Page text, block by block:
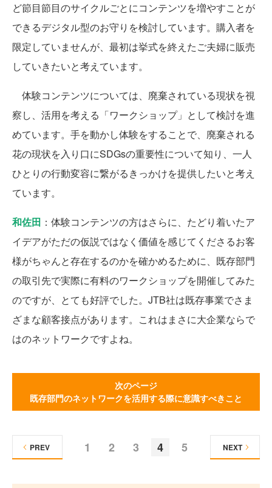
ど節目節目のサイクルごとにコンテンツを増やすことが
できるデジタル型のお守りを検討しています。購入者を
限定していませんが、最初は挙式を終えたご夫婦に販売
していきたいと考えています。
体験コンテンツについては、廃棄されている現状を視
察し、活用を考える「ワークショップ」として検討を進
めています。手を動かし体験をすることで、廃棄される
花の現状を入り口にSDGsの重要性について知り、一人
ひとりの行動変容に繋がるきっかけを提供したいと考え
ています。
和佐田 ：体験コンテンツの方はさらに、たどり着いたア
イデアがただの仮説ではなく価値を感じてくださるお客
様がちゃんと存在するのかを確かめるために、既存部門
の取引先で実際に有料のワークショップを開催してみた
のですが、とても好評でした。JTB社は既存事業でさま
ざまな顧客接点があります。これはまさに大企業ならで
はのネットワークですよね。
次のページ
既存部門のネットワークを活用する際に意識すべきこと
1 2 3 4 5
PREV NEXT